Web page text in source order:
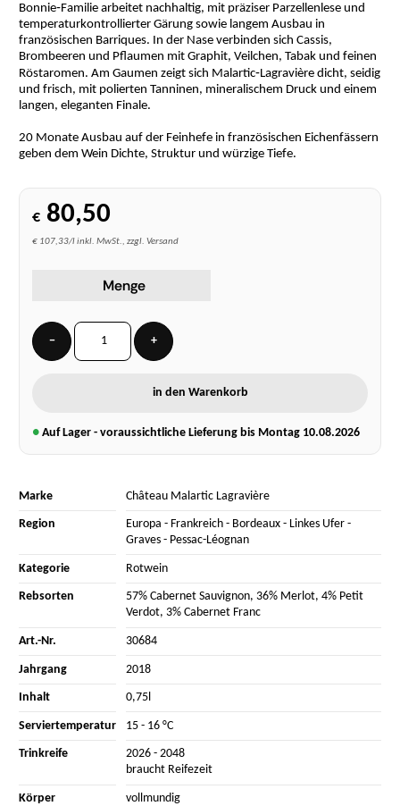
Bonnie‑Familie arbeitet nachhaltig, mit präziser Parzellenlese und
temperaturkontrollierter Gärung sowie langem Ausbau in
französischen Barriques. In der Nase verbinden sich Cassis,
Brombeeren und Pflaumen mit Graphit, Veilchen, Tabak und feinen
Röstaromen. Am Gaumen zeigt sich Malartic‑Lagravière dicht, seidig
und frisch, mit polierten Tanninen, mineralischem Druck und einem
langen, eleganten Finale.
20 Monate Ausbau auf der Feinhefe in französischen Eichenfässern
geben dem Wein Dichte, Struktur und würzige Tiefe.
€ 80,50
€ 107,33/l inkl. MwSt., zzgl. Versand
Menge
− +
in den Warenkorb
● Auf Lager - voraussichtliche Lieferung bis Montag 10.08.2026
Marke Château Malartic Lagravière
Region Europa - Frankreich- Bordeaux- Linkes Ufer-
Graves- Pessac-Léognan
Kategorie Rotwein
Rebsorten 57% Cabernet Sauvignon, 36% Merlot, 4% Petit
Verdot, 3% Cabernet Franc
Art.-Nr. 30684
Jahrgang 2018
Inhalt 0,75l
Serviertemperatur 15 - 16 °C
Trinkreife
2026 - 2048
braucht Reifezeit
Körper vollmundig